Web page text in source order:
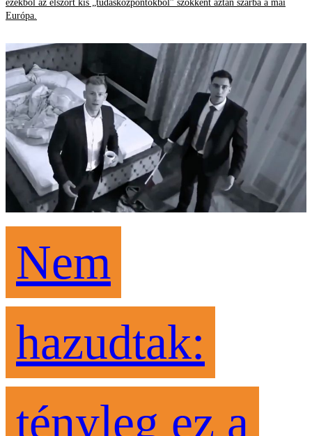
ezekből az elszórt kis „tudásközpontokból” szökkent aztán szárba a mai
Európa.
Nem
hazudtak:
tényleg ez a